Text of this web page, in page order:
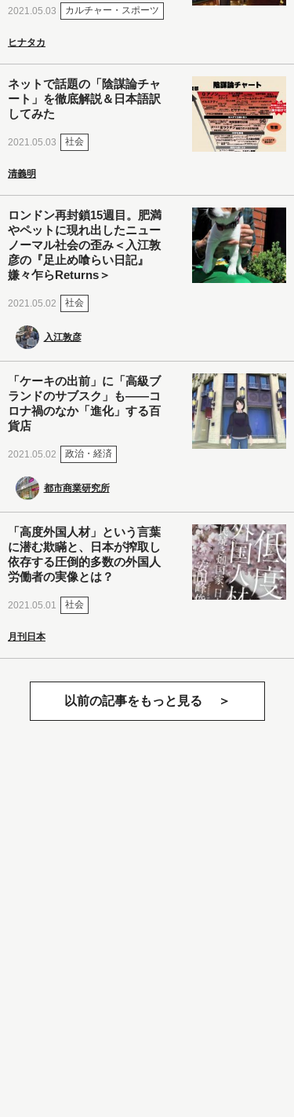
2021.05.03 カルチャー・スポーツ
ヒナタカ
ネットで話題の「陰謀論チャ
ート」を徹底解説＆日本語訳
してみた
2021.05.03 社会
清義明
ロンドン再封鎖15週目。肥満
やペットに現れ出したニュー
ノーマル社会の歪み＜入江敦
彦の『足止め喰らい日記』
嫌々乍らReturns＞
2021.05.02 社会
入江敦彦
「ケーキの出前」に「高級ブ
ランドのサブスク」も――コ
ロナ禍のなか「進化」する百
貨店
2021.05.02 政治・経済
都市商業研究所
「高度外国人材」という言葉
に潜む欺瞞と、日本が搾取し
依存する圧倒的多数の外国人
労働者の実像とは？
2021.05.01 社会
月刊日本
以前の記事をもっと見る